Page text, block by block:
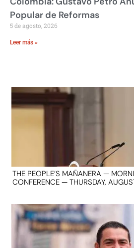
Popular de Reformas
5 de agosto, 2026
Leer más »
THE PEOPLE’S MAÑANERA —
CONFERENCE — THURSDAY,